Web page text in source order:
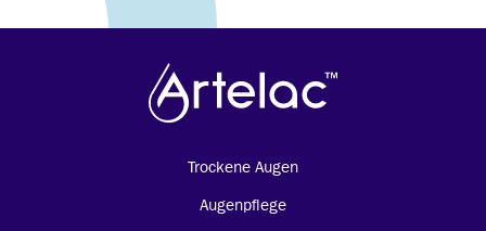
Trockene Augen
Augenpflege